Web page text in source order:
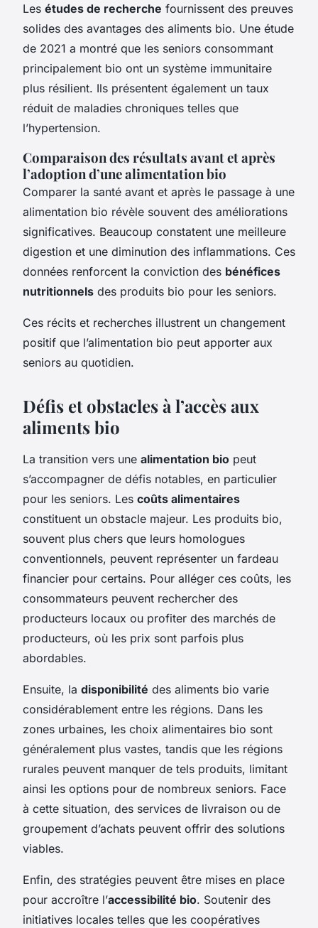
Les études de recherche fournissent des preuves
solides des avantages des aliments bio. Une étude
de 2021 a montré que les seniors consommant
principalement bio ont un système immunitaire
plus résilient. Ils présentent également un taux
réduit de maladies chroniques telles que
l’hypertension.
Comparaison des résultats avant et après
l’adoption d’une alimentation bio
Comparer la santé avant et après le passage à une
alimentation bio révèle souvent des améliorations
significatives. Beaucoup constatent une meilleure
digestion et une diminution des inflammations. Ces
données renforcent la conviction des bénéfices
nutritionnels des produits bio pour les seniors.
Ces récits et recherches illustrent un changement
positif que l’alimentation bio peut apporter aux
seniors au quotidien.
Défis et obstacles à l’accès aux
aliments bio
La transition vers une alimentation bio peut
s’accompagner de défis notables, en particulier
pour les seniors. Les coûts alimentaires
constituent un obstacle majeur. Les produits bio,
souvent plus chers que leurs homologues
conventionnels, peuvent représenter un fardeau
financier pour certains. Pour alléger ces coûts, les
consommateurs peuvent rechercher des
producteurs locaux ou profiter des marchés de
producteurs, où les prix sont parfois plus
abordables.
Ensuite, la disponibilité des aliments bio varie
considérablement entre les régions. Dans les
zones urbaines, les choix alimentaires bio sont
généralement plus vastes, tandis que les régions
rurales peuvent manquer de tels produits, limitant
ainsi les options pour de nombreux seniors. Face
à cette situation, des services de livraison ou de
groupement d’achats peuvent offrir des solutions
viables.
Enfin, des stratégies peuvent être mises en place
pour accroître l’accessibilité bio. Soutenir des
initiatives locales telles que les coopératives